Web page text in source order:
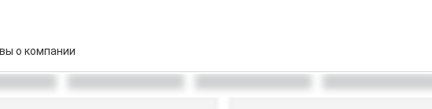
о компании